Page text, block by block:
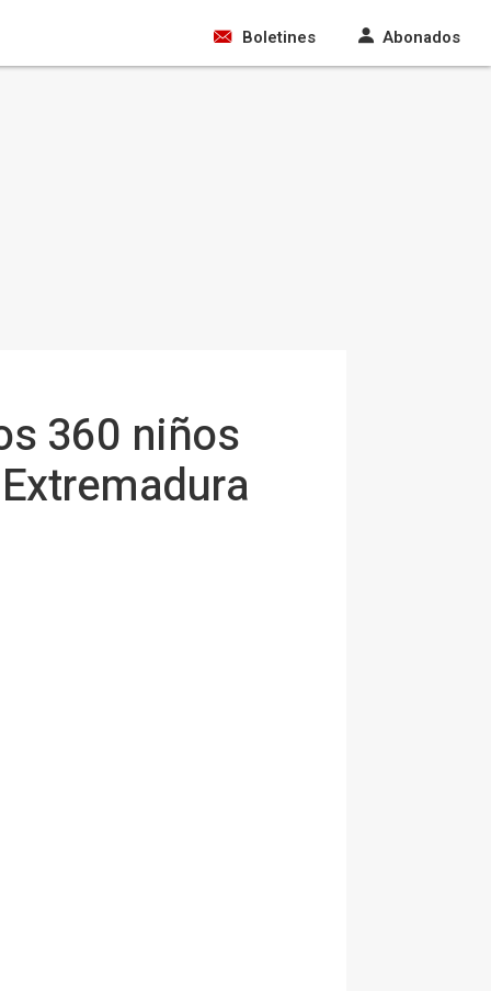
Boletines Abonados
360 niños